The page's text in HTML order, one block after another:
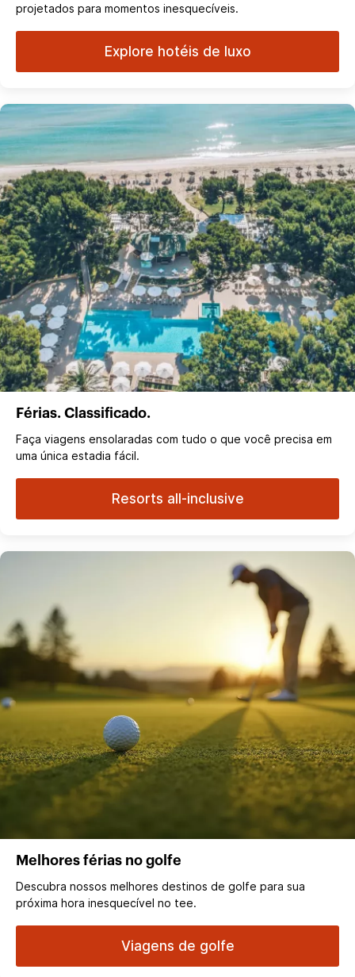
projetados para momentos inesquecíveis.
Explore hotéis de luxo
Férias. Classificado.
Faça viagens ensolaradas com tudo o que você precisa em
uma única estadia fácil.
Resorts all-inclusive
Melhores férias no golfe
Descubra nossos melhores destinos de golfe para sua
próxima hora inesquecível no tee.
Viagens de golfe